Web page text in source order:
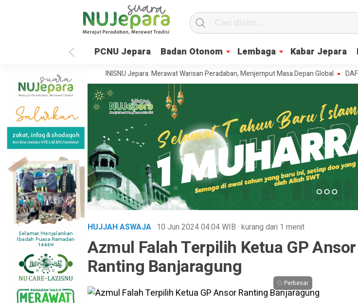
PCNU Jepara Badan Otonom Lembaga Kabar Jepara
35 Tahun UNISNU Jepara: Merawat Warisan Peradaban, Menjemput Masa Depan Global DAFTAR
HUJJAH ASWAJA· 10 Jun 202404:04WIB · kurang dari 1 menit
Azmul Falah Terpilih Ketua GP Ansor
Ranting Banjaragung
Perbesar